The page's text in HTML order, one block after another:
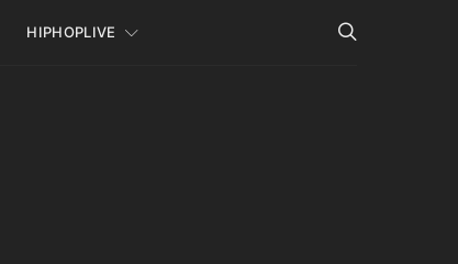
HIPHOPLIVE